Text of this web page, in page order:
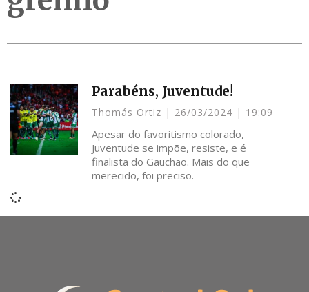
Parabéns, Juventude!
Thomás Ortiz 26/03/2024 19:09
Apesar do favoritismo colorado,
Juventude se impõe, resiste, e é
finalista do Gauchão. Mais do que
merecido, foi preciso.